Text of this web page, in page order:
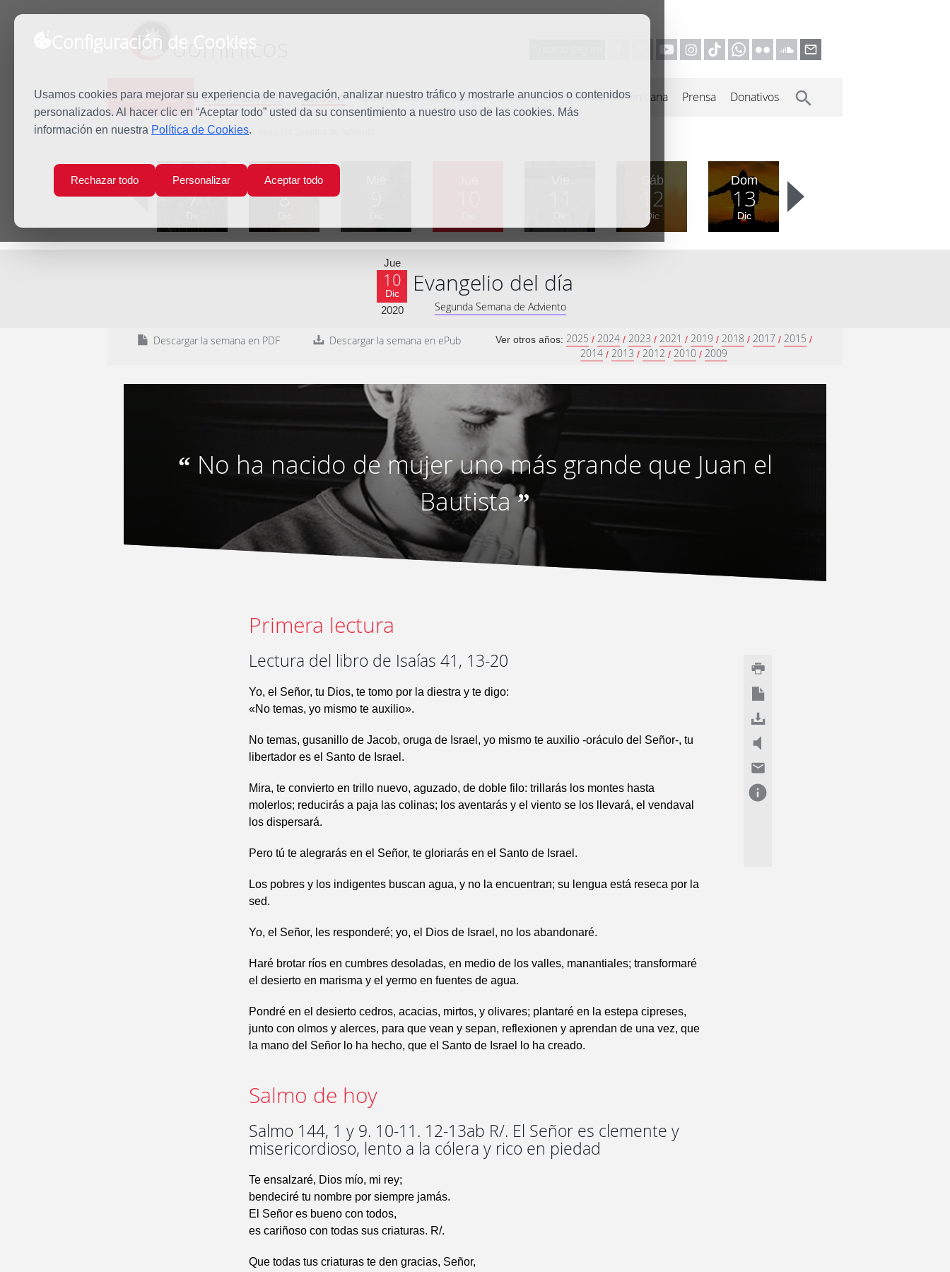
Configuración de Cookies
Usamos cookies para mejorar su experiencia de navegación, analizar nuestro tráfico y mostrarle anuncios o contenidos
personalizados. Al hacer clic en “Aceptar todo” usted da su consentimiento a nuestro uso de las cookies. Más
información en nuestra Política de Cookies.
Rechazar todo Personalizar Aceptar todo
dominicos
Predicación Espiritualidad Estudio Quiénes somos Misión Vocaciones Familia Dominicana Prensa Donativos
Inicio Predicación Jueves de la Segunda Semana de Adviento
Lun
7
Mar
8
Sáb
12
Dic
Dom
13
Dic
Jue
10
Dic
2020
Evangelio del día
Segunda Semana de Adviento
Descargar la semana en PDF Descargar la semana en ePub Ver otros años: 2025 / 2024 / 2023 / 2021 / 2019 / 2018 / 2017 / 2015 /
2014 / 2013 / 2012 / 2010 / 2009
“ No ha nacido de mujer uno más grande que Juan el
Bautista”
Primera lectura
Lectura del libro de Isaías 41, 13-20
Yo, el Señor, tu Dios, te tomo por la diestra y te digo:
«No temas, yo mismo te auxilio».
No temas, gusanillo de Jacob, oruga de Israel, yo mismo te auxilio -oráculo del Señor-, tu
libertador es el Santo de Israel.
Mira, te convierto en trillo nuevo, aguzado, de doble filo: trillarás los montes hasta
molerlos; reducirás a paja las colinas; los aventarás y el viento se los llevará, el vendaval
los dispersará.
Pero tú te alegrarás en el Señor, te gloriarás en el Santo de Israel.
Los pobres y los indigentes buscan agua, y no la encuentran; su lengua está reseca por la
sed.
Yo, el Señor, les responderé; yo, el Dios de Israel, no los abandonaré.
Haré brotar ríos en cumbres desoladas, en medio de los valles, manantiales; transformaré
el desierto en marisma y el yermo en fuentes de agua.
Pondré en el desierto cedros, acacias, mirtos, y olivares; plantaré en la estepa cipreses,
junto con olmos y alerces, para que vean y sepan, reflexionen y aprendan de una vez, que
la mano del Señor lo ha hecho, que el Santo de Israel lo ha creado.
Salmo de hoy
Salmo 144, 1 y 9. 10-11. 12-13ab R/. El Señor es clemente y
misericordioso, lento a la cólera y rico en piedad
Te ensalzaré, Dios mío, mi rey;
bendeciré tu nombre por siempre jamás.
El Señor es bueno con todos,
es cariñoso con todas sus criaturas. R/.
Que todas tus criaturas te den gracias, Señor,